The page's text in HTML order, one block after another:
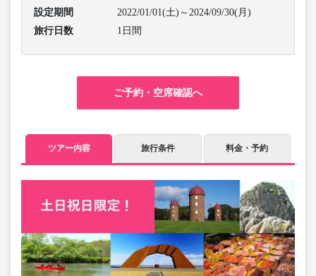
設定期間
2022/01/01(土)～2024/09/30(月)
旅行日数
1日間
ご予約・空席確認へ
ツアー内容 旅行条件 料金・予約